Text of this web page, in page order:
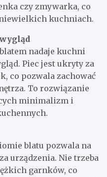
czy zmywarka, co
kuchniach.
nadaje kuchni
Piec jest ukryty za
co pozwala zachować
To rozwiązanie
minimalizm i
blatu pozwala na
urządzenia. Nie trzeba
garnków, co